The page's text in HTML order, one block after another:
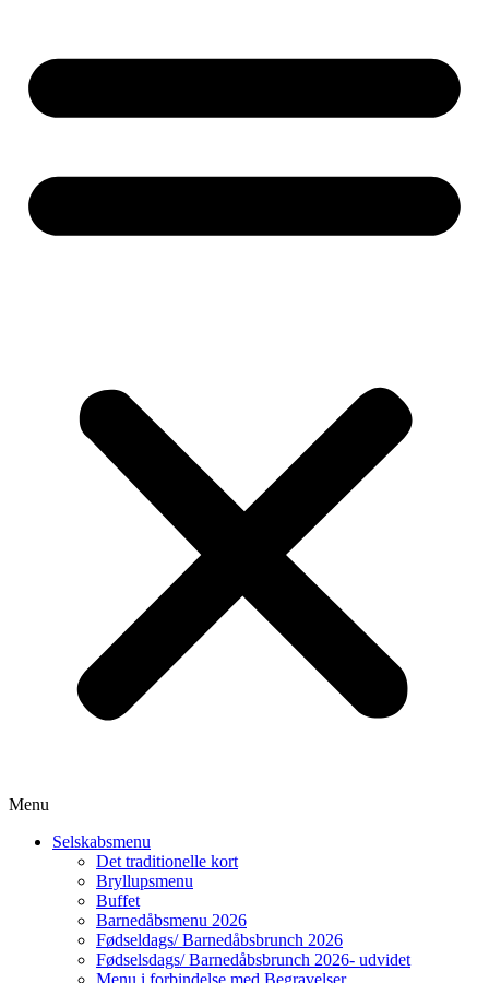
Menu
Selskabsmenu
Det traditionelle kort
Bryllupsmenu
Buffet
Barnedåbsmenu 2026
Fødseldags/ Barnedåbsbrunch 2026
Fødselsdags/ Barnedåbsbrunch 2026- udvidet
Menu i forbindelse med Begravelser